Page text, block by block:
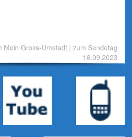
Mein Gross-Umstadt | zum Sendetag
16.09.2023